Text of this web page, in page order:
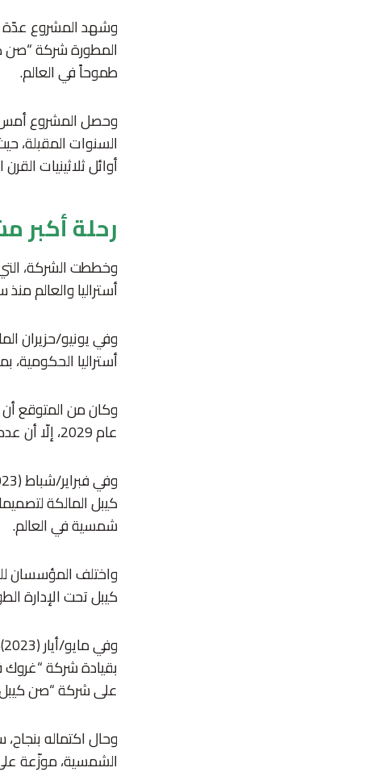
وشهد المشروع عدّة
المطورة شركة “صن
طموحاً في العالم.
وحصل المشروع أمس
أوائل ثلاثينيات
رحلة
أستراليا والعالم
وفي يونيو/حزيران
أستراليا الحكومية،
عام 2029، إلّا أن عدداً من التحديات هدده بالانهيار.
كيبل المالكة
شمسية في العالم.
واختلف المؤسسان
كيبل تحت الإدارة
بقيادة شركة “غروك
على شركة “صن
الشمسية، موزّعة على مساحة 12 ألف هكتار، وأكبر بطارية،